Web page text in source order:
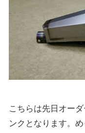
こちらは先日オー
ンクとなります。